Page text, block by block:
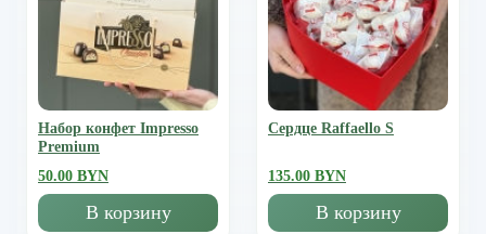
Набор конфет Impresso
Premium
50.00 BYN
В корзину
Сердце Raffaello S
135.00 BYN
В корзину